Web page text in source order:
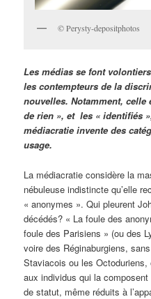
© Perysty-depositphotos
Les médias se font
les contempteurs de la
nouvelles. Notamment, celle
de rien », et les « identifiés
médiacratie invente des
usage.
La médiacratie considère la
nébuleuse indistincte qu’elle
« anonymes ». Qui pleurent
décédés? « La foule des
foule des Parisiens » (ou des
voire des Réginaburgiens,
Staviacois ou les
aux individus qui la
de statut, même réduits à